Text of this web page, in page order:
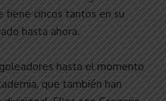
tiene cincos tantos en su
hasta ahora.
hasta el momento
que también han